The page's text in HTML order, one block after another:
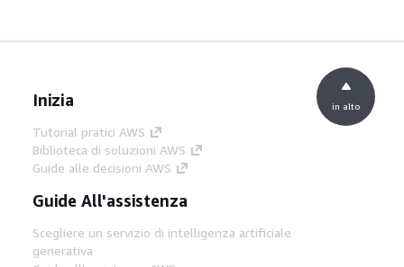
Inizia
Tutorial pratici AWS
Biblioteca di soluzioni AWS
Guide alle decisioni AWS
Guide All'assistenza
Scegliere un servizio di intelligenza artificiale
generativa
in alto